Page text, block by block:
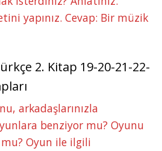
yapınız. Cevap: Bir müzik
2. Kitap 19-20-21-22-
arkadaşlarınızla
benziyor mu? Oyunu
Oyun ile ilgili